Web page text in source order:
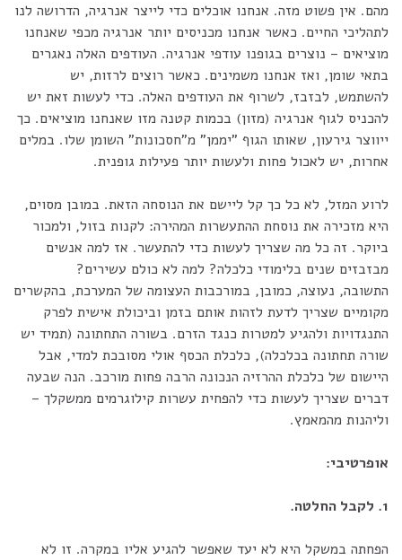
מהם. אין פשוט מזה. אנחנו אוכלים כדי לייצר אנרגיה, הדרושה לנו
לתהליכי החיים. כאשר אנחנו מכניסים יותר אנרגיה מכפי שאנחנו
מוציאים – נוצרים בגופנו עודפי אנרגיה. העודפים האלה נאגרים
בתאי שומן, ואז אנחנו משמינים. כאשר רוצים לרזות, יש
להשתמש, לבזבז, לשרוף את העודפים האלה. כדי לעשות זאת יש
להכניס לגוף אנרגיה (מזון) בכמות קטנה מזו שאנחנו מוציאים. כך
ייווצר גירעון, שאותו הגוף "יממן" מ"חסכונות" השומן שלו. במלים
אחרות, יש לאכול פחות ולעשות יותר פעילות גופנית.
לרוע המזל, לא כל כך קל ליישם את הנוסחה הזאת. במובן מסוים,
היא מזכירה את נוסחת ההתעשרות המהירה: לקנות בזול, ולמכור
ביוקר. זה כל מה שצריך לעשות כדי להתעשר. אז למה אנשים
מבזבזים שנים בלימודי כלכלה? למה לא כולם עשירים?
התשובה, נעוצה, כמובן, במורכבות העצומה של המערכת, בהקשרים
מקומיים שצריך לדעת לזהות אותם בזמן וביכולת אישית לפרק
התנגדויות ולהגיע למטרות כנגד הזרם. בשורה התחתונה (תמיד יש
שורה תחתונה בכלכלה), כלכלת הכסף אולי מסובכת למדי, אבל
היישום של כלכלת ההרזיה הנכונה הרבה פחות מורכב. הנה שבעה
דברים שצריך לעשות כדי להפחית עשרות קילוגרמים ממשקלך –
וליהנות מהמאמץ.
אופרטיבי:
1. לקבל החלטה.
הפחתה במשקל היא לא יעד שאפשר להגיע אליו במקרה. זו לא